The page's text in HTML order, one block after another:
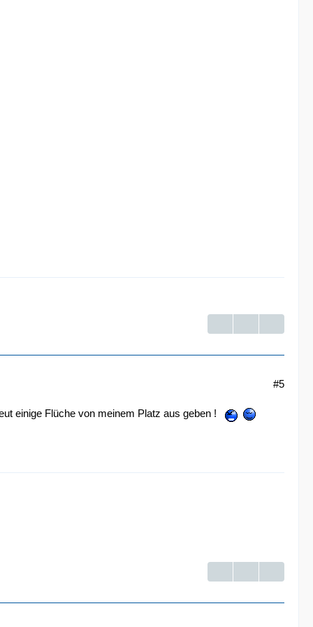
#5
einige Flüche von meinem Platz aus geben !